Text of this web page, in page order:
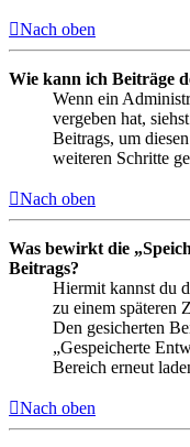
Nach oben
Wie kann ich Beiträge
Wenn ein
vergeben hat,
Beitrags, um
weiteren Schritte
Nach oben
Was bewirkt die
Beitrags?
Hiermit kannst du
zu einem späteren
Den gesicherten
„Gespeicherte
Bereich erneut
Nach oben